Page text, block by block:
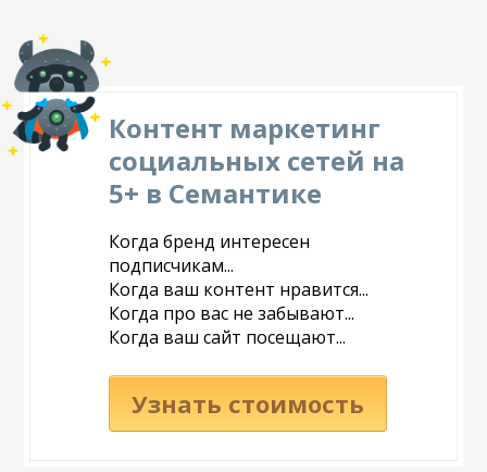
Контент маркетинг
социальных сетей на
5+ в Семантике
Когда бренд интересен
подписчикам...
Когда ваш контент нравится...
Когда про вас не забывают...
Когда ваш сайт посещают...
Узнать стоимость